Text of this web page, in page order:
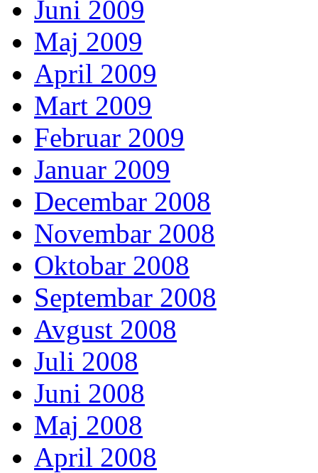
Juni 2009
Maj 2009
April 2009
Mart 2009
Februar 2009
Januar 2009
Decembar 2008
Novembar 2008
Oktobar 2008
Septembar 2008
Avgust 2008
Juli 2008
Juni 2008
Maj 2008
April 2008